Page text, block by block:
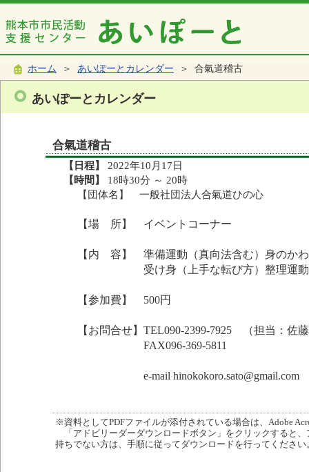
ホーム ＞ あいぽーとカレンダー ＞ 合氣道稽古
あいぽーとカレンダー
合氣道稽古
【日程】
2022年10月17日
【時間】
18時30分 ～ 20時
【団体名】 一般社団法人合氣道ひの心
【場 所】 イベントコーナー
【内 容】 準備運動（真向法含む）身のか
受け身（上手な転び方）整理運動（
【参加費】 500円
【お問合せ】TEL090-2399-7925 （担当：佐
FAX096-369-5811
e-mail hinokokoro.sato@gmail.com
※資料としてPDFファイルが添付されている場合は、Adobe
「アドビリーダーダウンロードボタン」をクリックすると
持ちでない方は、手順に従ってダウンロードを行ってください